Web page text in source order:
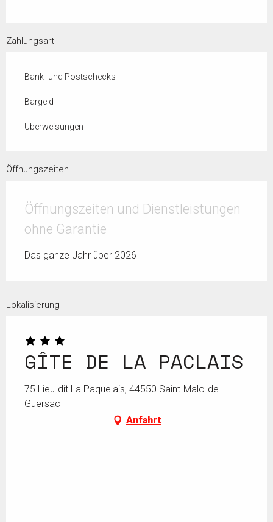
Zahlungsart
Bank- und Postschecks
Bargeld
Überweisungen
Öffnungszeiten
Öffnungszeiten und Dienstleistungen
ohne Garantie
Das ganze Jahr über 2026
Lokalisierung
GÎTE DE LA PACLAIS
75 Lieu-dit La Paquelais, 44550 Saint-Malo-de-
Guersac
Anfahrt